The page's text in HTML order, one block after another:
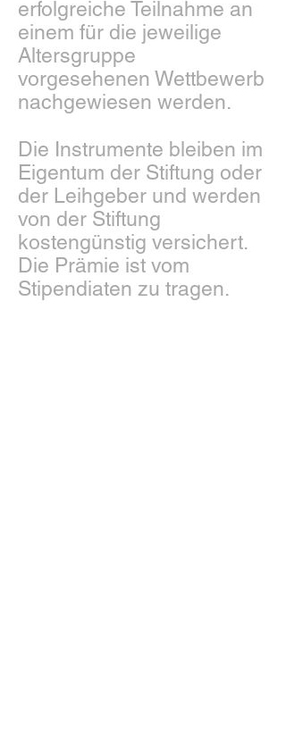
erfolgreiche Teilnahme an
einem für die jeweilige
Altersgruppe
vorgesehenen Wettbewerb
nachgewiesen werden.
Die Instrumente bleiben im
Eigentum der Stiftung oder
der Leihgeber und werden
von der Stiftung
kostengünstig versichert.
Die Prämie ist vom
Stipendiaten zu tragen.